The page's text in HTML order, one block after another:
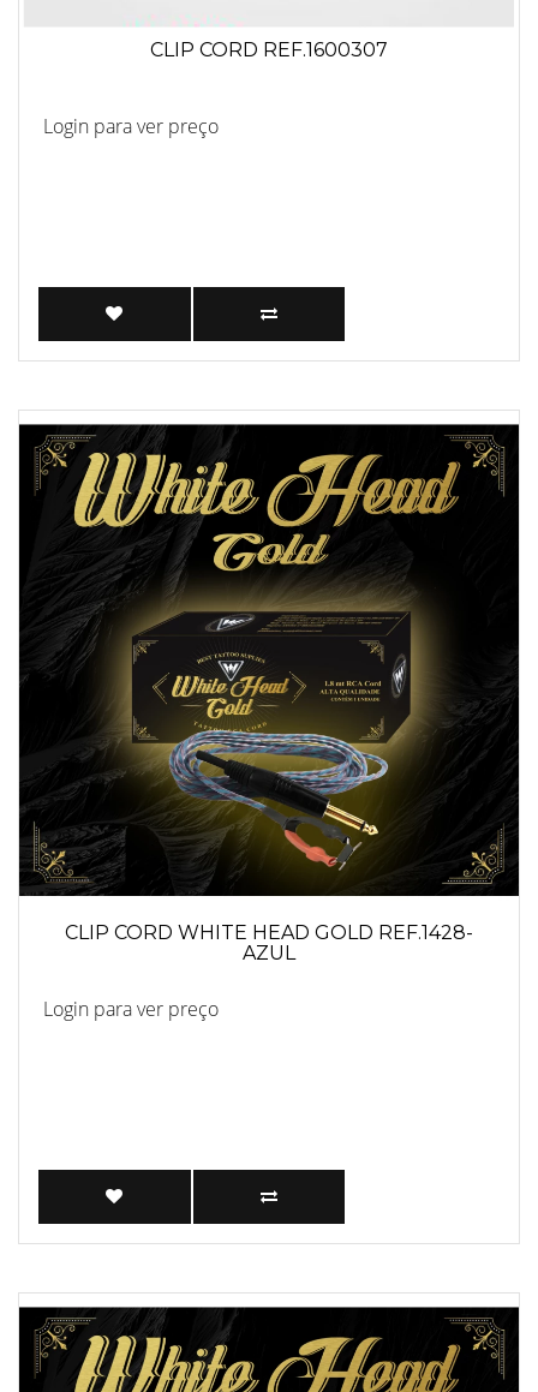
CLIP CORD REF.1600307
Login para ver preço
CLIP CORD WHITE HEAD GOLD REF.1428-
AZUL
Login para ver preço